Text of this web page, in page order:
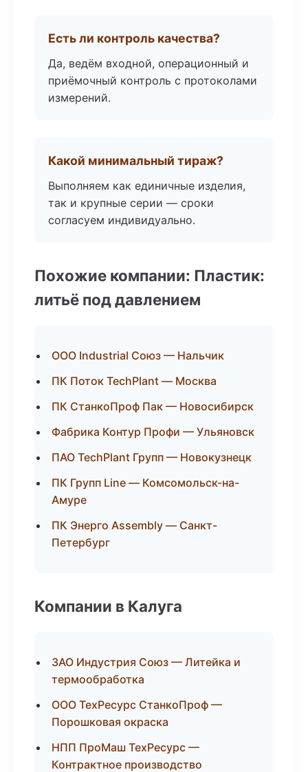
Есть ли контроль качества?
Да, ведём входной, операционный и
приёмочный контроль с протоколами
измерений.
Какой минимальный тираж?
Выполняем как единичные изделия,
так и крупные серии — сроки
согласуем индивидуально.
Похожие компании: Пластик:
литьё под давлением
ООО Industrial Союз — Нальчик
ПК Поток TechPlant — Москва
ПК СтанкоПроф Пак — Новосибирск
Фабрика Контур Профи — Ульяновск
ПАО TechPlant Групп — Новокузнецк
ПК Групп Line — Комсомольск-на-
Амуре
ПК Энерго Assembly — Санкт-
Петербург
Компании в Калуга
ЗАО Индустрия Союз — Литейка и
термообработка
ООО ТехРесурс СтанкоПроф —
Порошковая окраска
НПП ПроМаш ТехРесурс —
Контрактное производство